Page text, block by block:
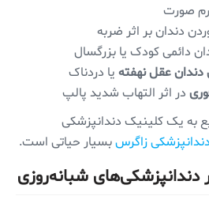
صورت
دندان بر اثر ضربه
دائمی کودک یا بزرگسال
عقل نهفته یا دردناک
در اثر التهاب شدید پالپ
به یک کلینیک دندانپزشکی
زاگرسبسیار حیاتی است.
دندانپزشکی‌های شبانه‌روزی